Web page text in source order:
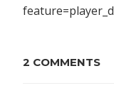
პოსტის
Post:
2 COMMENTS